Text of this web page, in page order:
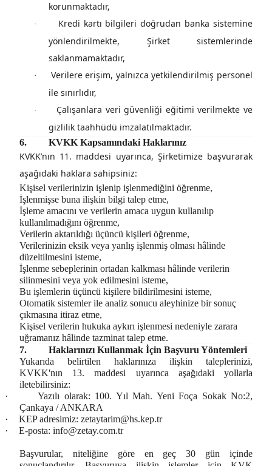
korunmaktadır,
·
Kredi kartı bilgileri doğrudan banka sistemine
yönlendirilmekte, Şirket sistemlerinde
saklanmamaktadır,
·
Verilere erişim, yalnızca yetkilendirilmiş personel
ile sınırlıdır,
·
Çalışanlara veri güvenliği eğitimi verilmekte ve
gizlilik taahhüdü imzalatılmaktadır.
6. KVKK Kapsamındaki Haklarınız
KVKK’nın 11. maddesi uyarınca, Şirketimize başvurarak
aşağıdaki haklara sahipsiniz:
Kişisel verilerinizin işlenip işlenmediğini öğrenme,
İşlenmişse buna ilişkin bilgi talep etme,
İşleme amacını ve verilerin amaca uygun kullanılıp
kullanılmadığını öğrenme,
Verilerin aktarıldığı üçüncü kişileri öğrenme,
Verilerinizin eksik veya yanlış işlenmiş olması hâlinde
düzeltilmesini isteme,
İşlenme sebeplerinin ortadan kalkması hâlinde verilerin
silinmesini veya yok edilmesini isteme,
Bu işlemlerin üçüncü kişilere bildirilmesini isteme,
Otomatik sistemler ile analiz sonucu aleyhinize bir sonuç
çıkmasına itiraz etme,
Kişisel verilerin hukuka aykırı işlenmesi nedeniyle zarara
uğramanız hâlinde tazminat talep etme.
7.
Haklarınızı Kullanmak İçin Başvuru Yöntemleri
Yukarıda belirtilen haklarınıza ilişkin taleplerinizi,
KVKK'nın 13. maddesi uyarınca aşağıdaki yollarla
iletebilirsiniz:
·
Yazılı olarak: 100. Yıl Mah. Yeni Foça Sokak No:2,
Çankaya / ANKARA
·
KEP adresimiz: zetaytarim@hs.kep.tr
·
E-posta: info@zetay.com.tr
Başvurular, niteliğine göre en geç 30 gün içinde